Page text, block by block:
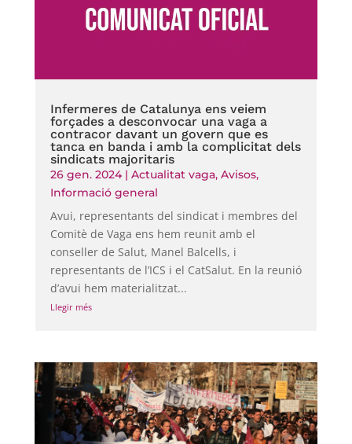
Infermeres de Catalunya ens veiem
forçades a desconvocar una vaga a
contracor davant un govern que es
tanca en banda i amb la complicitat dels
sindicats majoritaris
26 gen. 2024| Actualitat vaga, Avisos,
Informació general
Avui, representants del sindicat i membres del
Comitè de Vaga ens hem reunit amb el
conseller de Salut, Manel Balcells, i
representants de l’ICS i el CatSalut. En la reunió
d’avui hem materialitzat...
Llegir més